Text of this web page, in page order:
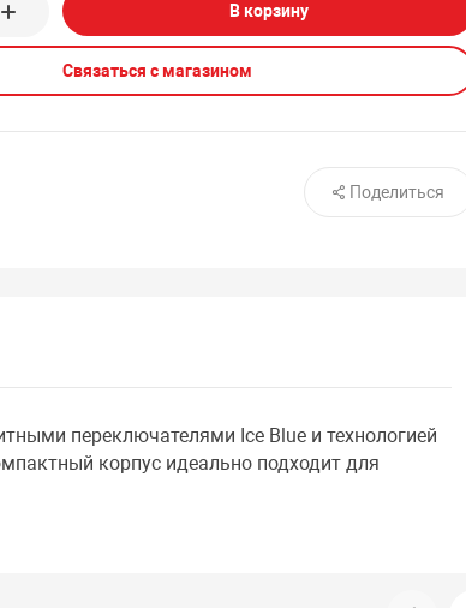
В корзину
Связаться с магазином
Поделиться
переключателями Ice Blue и технологией
корпус идеально подходит для